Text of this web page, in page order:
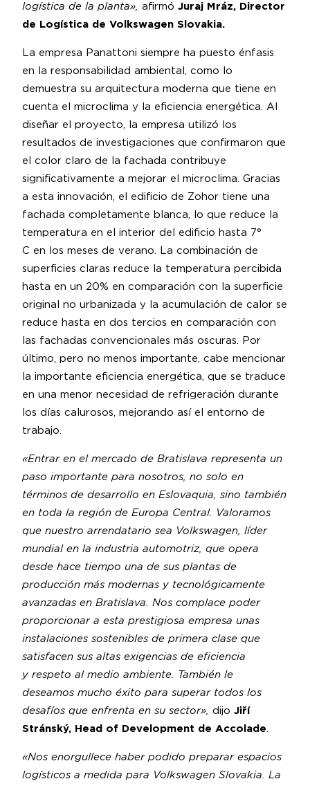
logística de la planta», afirmó Juraj Mráz, Director
de Logística de Volkswagen Slovakia.
La empresa Panattoni siempre ha puesto énfasis
en la responsabilidad ambiental, como lo
demuestra su arquitectura moderna que tiene en
cuenta el microclima y la eficiencia energética. Al
diseñar el proyecto, la empresa utilizó los
resultados de investigaciones que confirmaron que
el color claro de la fachada contribuye
significativamente a mejorar el microclima. Gracias
a esta innovación, el edificio de Zohor tiene una
fachada completamente blanca, lo que reduce la
temperatura en el interior del edificio hasta 7°
C en los meses de verano. La combinación de
superficies claras reduce la temperatura percibida
hasta en un 20% en comparación con la superficie
original no urbanizada y la acumulación de calor se
reduce hasta en dos tercios en comparación con
las fachadas convencionales más oscuras. Por
último, pero no menos importante, cabe mencionar
la importante eficiencia energética, que se traduce
en una menor necesidad de refrigeración durante
los días calurosos, mejorando así el entorno de
trabajo.
«Entrar en el mercado de Bratislava representa un
paso importante para nosotros, no solo en
términos de desarrollo en Eslovaquia, sino también
en toda la región de Europa Central. Valoramos
que nuestro arrendatario sea Volkswagen, líder
mundial en la industria automotriz, que opera
desde hace tiempo una de sus plantas de
producción más modernas y tecnológicamente
avanzadas en Bratislava. Nos complace poder
proporcionar a esta prestigiosa empresa unas
instalaciones sostenibles de primera clase que
satisfacen sus altas exigencias de eficiencia
y respeto al medio ambiente. También le
deseamos mucho éxito para superar todos los
desafíos que enfrenta en su sector», dijo Jiří
Stránský, Head of Development de Accolade
«Nos enorgullece haber podido preparar espacios
logísticos a medida para Volkswagen Slovakia. La